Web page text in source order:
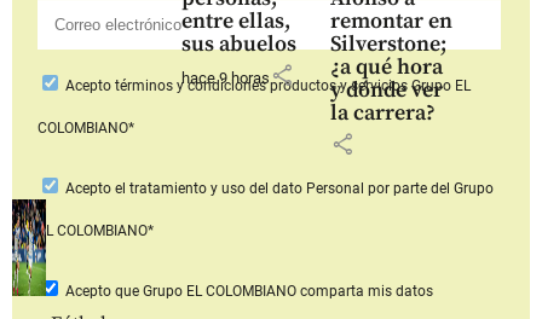
entre ellas,
sus abuelos
hace 9 horasshare
remontar en
Silverstone;
¿a qué hora
y dónde ver
la carrera?
share
Aceptotérminos y condiciones productos y serviciosGrupo EL
COLOMBIANO*
Acepto el tratamiento y uso del dato Personal por parte del Grupo
EL COLOMBIANO*
Acepto que Grupo EL COLOMBIANOcomparta mis datos